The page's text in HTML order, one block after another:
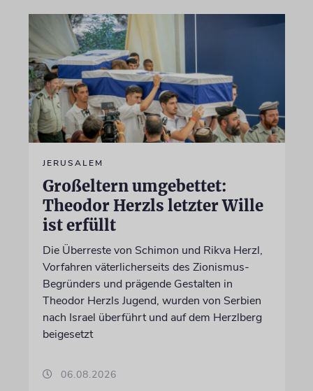
JERUSALEM
Großeltern umgebettet:
Theodor Herzls letzter Wille
ist erfüllt
Die Überreste von Schimon und Rikva Herzl,
Vorfahren väterlicherseits des Zionismus-
Begründers und prägende Gestalten in
Theodor Herzls Jugend, wurden von Serbien
nach Israel überführt und auf dem Herzlberg
beigesetzt
06.08.2026